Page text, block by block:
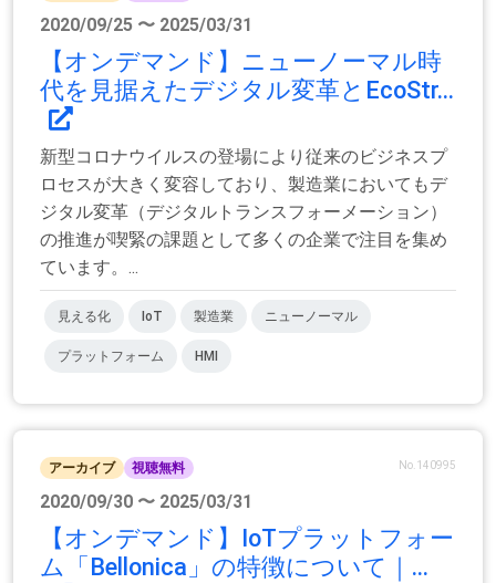
2020/09/25 〜 2025/03/31
【オンデマンド】ニューノーマル時
代を見据えたデジタル変革とEcoStr...
新型コロナウイルスの登場により従来のビジネスプ
ロセスが大きく変容しており、製造業においてもデ
ジタル変革（デジタルトランスフォーメーション）
の推進が喫緊の課題として多くの企業で注目を集め
ています。...
見える化 IoT 製造業 ニューノーマル
プラットフォーム HMI
アーカイブ 視聴無料 No.140995
2020/09/30 〜 2025/03/31
【オンデマンド】IoTプラットフォー
ム「Bellonica」の特徴について｜...